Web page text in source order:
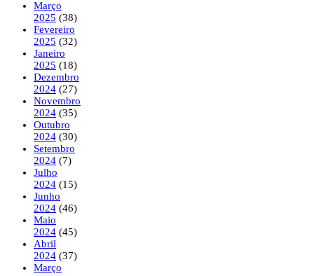
Março
2025 (38)
Fevereiro
2025 (32)
Janeiro
2025 (18)
Dezembro
2024 (27)
Novembro
2024 (35)
Outubro
2024 (30)
Setembro
2024 (7)
Julho
2024 (15)
Junho
2024 (46)
Maio
2024 (45)
Abril
2024 (37)
Março